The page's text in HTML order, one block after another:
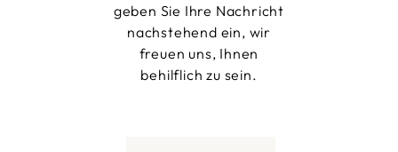
geben Sie Ihre Nachricht
nachstehend ein, wir
freuen uns, Ihnen
behilflich zu sein.